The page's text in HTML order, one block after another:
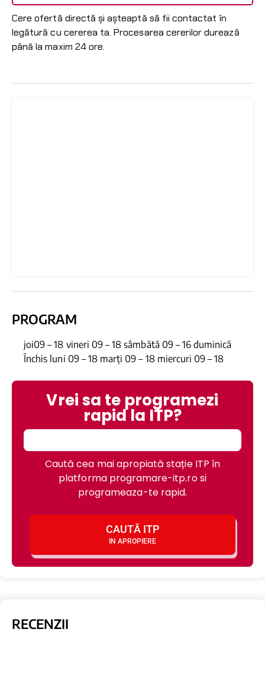
Cere ofertă directă și așteaptă să fii contactat în
legătură cu cererea ta. Procesarea cererilor durează
până la maxim 24 ore.
PROGRAM
joi09 – 18 vineri 09 – 18 sâmbătă 09 – 16 duminică
Închis luni 09 – 18 marți 09 – 18 miercuri 09 – 18
Vrei sa te programezi
rapid la ITP?
Caută cea mai apropiată stație ITP în
platforma programare-itp.ro si
programeaza-te rapid.
CAUTĂ ITP
IN APROPIERE
RECENZII